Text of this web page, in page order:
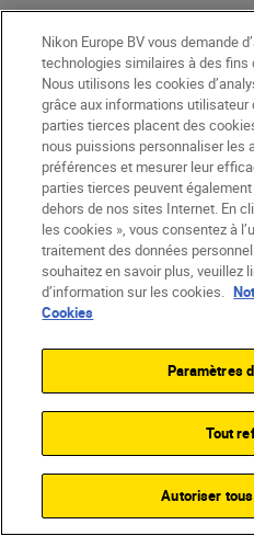
Nikon Team
Comprendre ce
EN SAVOIR PLUS
Nikon Europe BV vous demande
technologies similaires à des fins
Nous utilisons les cookies
grâce aux informations utilisateur
parties tierces placent des
nous puissions personnaliser les
préférences et mesurer leur
parties tierces peuvent
dehors de nos sites Internet. En
les cookies », vous consentez à
traitement des données
souhaitez en savoir plus, veuillez
d’information sur les cookies.
Cookies
Paramètres
Tout
Autoriser